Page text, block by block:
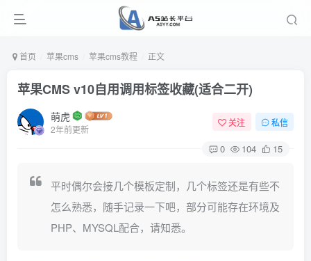
首页 苹果cms 苹果cms教程 正文
苹果CMS v10自用调用标签收藏(适合二开)
萌虎
2年前更新
关注 私信
0 104 15
平时偶尔会接几个模板定制，几个标签还是有些不
怎么熟悉，随手记录一下吧，部分可能存在环境及
PHP、MYSQL配合，请知悉。